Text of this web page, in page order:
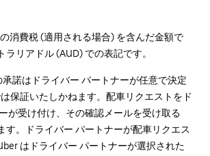
消費税 (適用される場合) を含んだ金額で
ラリアドル (AUD) での表記です。
諾はドライバー パートナーが任意で決定
保証いたしかねます。配車リクエストをド
が受け付け、その確認メールを受け取る
す。ドライバー パートナーが配車リクエス
はドライバー パートナーが選択された